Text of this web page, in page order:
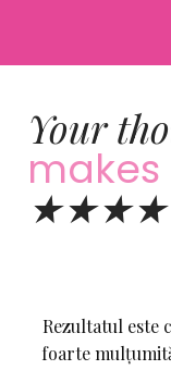
Your
Rezultatul este
foarte